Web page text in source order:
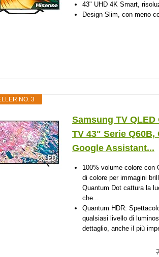
43" UHD 4K Smart,
Design Slim, con meno
NO. 3
Samsung TV QLED
TV 43" Serie Q60B,
Google Assistant...
100% volume colore con
di colore per immagini
Quantum Dot cattura la
che...
Quantum HDR:
qualsiasi livello di
dettaglio, anche il più